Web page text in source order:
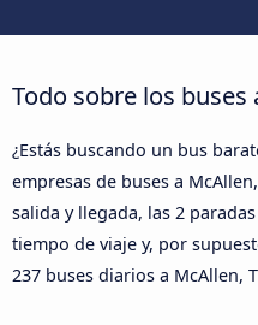
Todo sobre los buses
¿Estás buscando un bus
empresas de buses a
salida y llegada, las 2
tiempo de viaje y, por
237 buses diarios a McAllen,